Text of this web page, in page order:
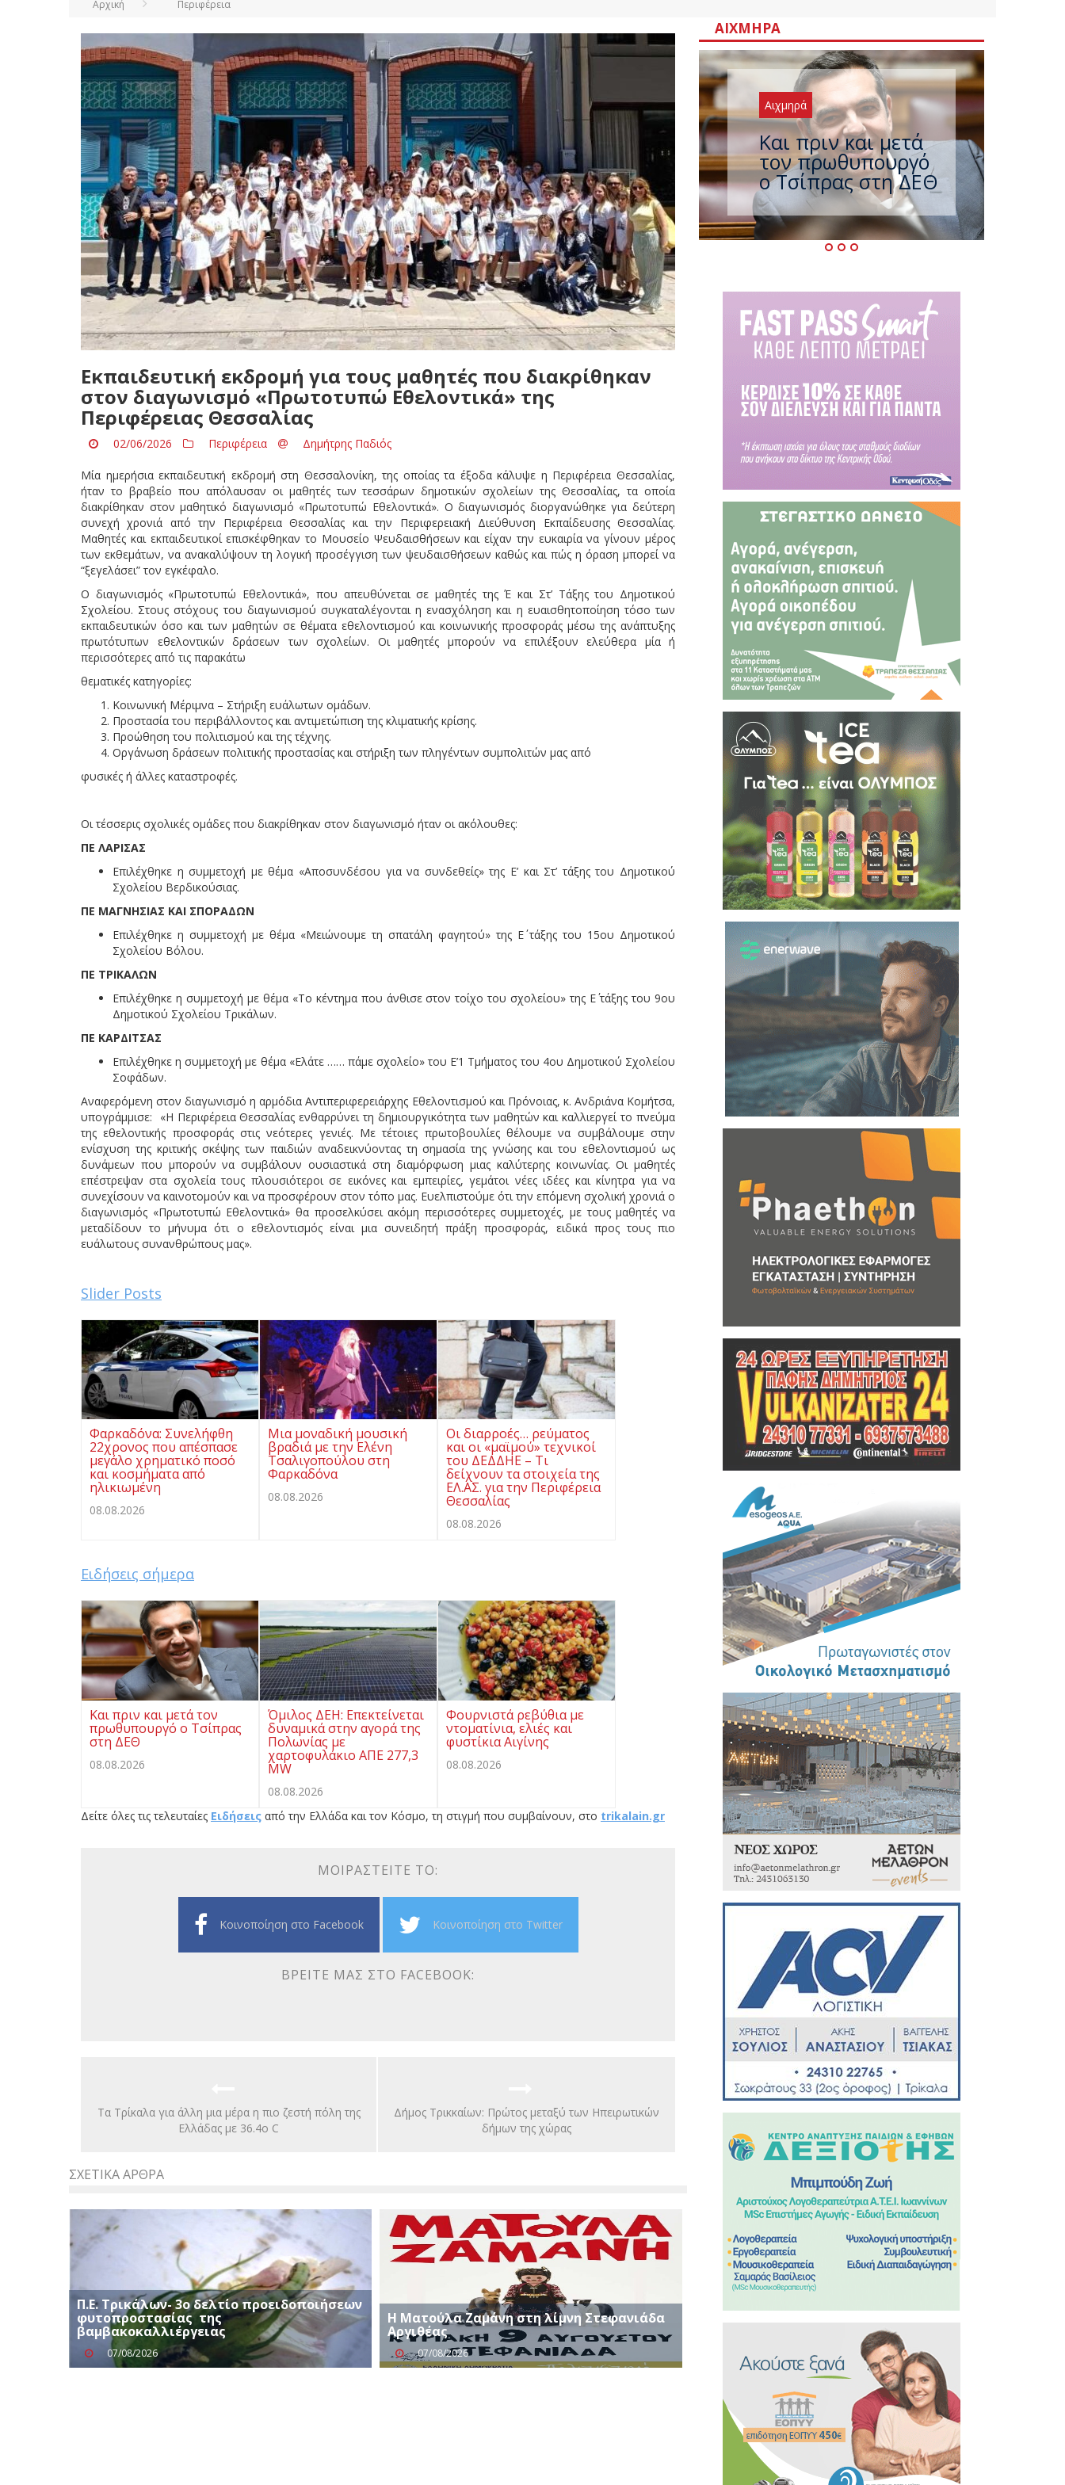
Αρχική Περιφέρεια
Εκπαιδευτική εκδρομή για τους μαθητές που διακρίθηκαν
στον διαγωνισμό «Πρωτοτυπώ Εθελοντικά» της
Περιφέρειας Θεσσαλίας
02/06/2026 Περιφέρεια Δημήτρης Παδιός
Μία ημερήσια εκπαιδευτική εκδρομή στη Θεσσαλονίκη, της οποίας τα έξοδα κάλυψε η Περιφέρεια Θεσσαλίας,
ήταν το βραβείο που απόλαυσαν οι μαθητές των τεσσάρων δημοτικών σχολείων της Θεσσαλίας, τα οποία
διακρίθηκαν στον μαθητικό διαγωνισμό «Πρωτοτυπώ Εθελοντικά». Ο διαγωνισμός διοργανώθηκε για δεύτερη
συνεχή χρονιά από την Περιφέρεια Θεσσαλίας και την Περιφερειακή Διεύθυνση Εκπαίδευσης Θεσσαλίας.
Μαθητές και εκπαιδευτικοί επισκέφθηκαν το Μουσείο Ψευδαισθήσεων και είχαν την ευκαιρία να γίνουν μέρος
των εκθεμάτων, να ανακαλύψουν τη λογική προσέγγιση των ψευδαισθήσεων καθώς και πώς η όραση μπορεί να
“ξεγελάσει” τον εγκέφαλο.
Ο διαγωνισμός «Πρωτοτυπώ Εθελοντικά», που απευθύνεται σε μαθητές της Έ και Στ’ Τάξης του Δημοτικού
Σχολείου. Στους στόχους του διαγωνισμού συγκαταλέγονται η ενασχόληση και η ευαισθητοποίηση τόσο των
εκπαιδευτικών όσο και των μαθητών σε θέματα εθελοντισμού και κοινωνικής προσφοράς μέσω της ανάπτυξης
πρωτότυπων εθελοντικών δράσεων των σχολείων. Οι μαθητές μπορούν να επιλέξουν ελεύθερα μία ή
περισσότερες από τις παρακάτω
θεματικές κατηγορίες:
Κοινωνική Μέριμνα – Στήριξη ευάλωτων ομάδων.
Προστασία του περιβάλλοντος και αντιμετώπιση της κλιματικής κρίσης.
Προώθηση του πολιτισμού και της τέχνης.
Οργάνωση δράσεων πολιτικής προστασίας και στήριξη των πληγέντων συμπολιτών μας από
φυσικές ή άλλες καταστροφές.
Οι τέσσερις σχολικές ομάδες που διακρίθηκαν στον διαγωνισμό ήταν οι ακόλουθες:
ΠΕ ΛΑΡΙΣΑΣ
Επιλέχθηκε η συμμετοχή με θέμα «Aποσυνδέσου για να συνδεθείς» της Ε’ και Στ’ τάξης του Δημοτικού
Σχολείου Βερδικούσιας.
ΠΕ ΜΑΓΝΗΣΙΑΣ ΚΑΙ ΣΠΟΡΑΔΩΝ
Επιλέχθηκε η συμμετοχή με θέμα «Μειώνουμε τη σπατάλη φαγητού» της Ε΄ τάξης του 15ου Δημοτικού
Σχολείου Βόλου.
ΠΕ ΤΡΙΚΑΛΩΝ
Επιλέχθηκε η συμμετοχή με θέμα «Το κέντημα που άνθισε στον τοίχο του σχολείου» της Ε΄ τάξης του 9ου
Δημοτικού Σχολείου Τρικάλων.
ΠΕ ΚΑΡΔΙΤΣΑΣ
Επιλέχθηκε η συμμετοχή με θέμα «Ελάτε …… πάμε σχολείο» του Ε’1 Τμήματος του 4ου Δημοτικού Σχολείου
Σοφάδων.
Αναφερόμενη στον διαγωνισμό η αρμόδια Αντιπεριφερειάρχης Εθελοντισμού και Πρόνοιας, κ. Ανδριάνα Κομήτσα,
υπογράμμισε: «Η Περιφέρεια Θεσσαλίας ενθαρρύνει τη δημιουργικότητα των μαθητών και καλλιεργεί το πνεύμα
της εθελοντικής προσφοράς στις νεότερες γενιές. Με τέτοιες πρωτοβουλίες θέλουμε να συμβάλουμε στην
ενίσχυση της κριτικής σκέψης των παιδιών αναδεικνύοντας τη σημασία της γνώσης και του εθελοντισμού ως
δυνάμεων που μπορούν να συμβάλουν ουσιαστικά στη διαμόρφωση μιας καλύτερης κοινωνίας. Οι μαθητές
επέστρεψαν στα σχολεία τους πλουσιότεροι σε εικόνες και εμπειρίες, γεμάτοι νέες ιδέες και κίνητρα για να
συνεχίσουν να καινοτομούν και να προσφέρουν στον τόπο μας. Ευελπιστούμε ότι την επόμενη σχολική χρονιά ο
διαγωνισμός «Πρωτοτυπώ Εθελοντικά» θα προσελκύσει ακόμη περισσότερες συμμετοχές, με τους μαθητές να
μεταδίδουν το μήνυμα ότι ο εθελοντισμός είναι μια συνειδητή πράξη προσφοράς, ειδικά προς τους πιο
ευάλωτους συνανθρώπους μας».
Slider Posts
Φαρκαδόνα: Συνελήφθη
22χρονος που απέσπασε
μεγάλο χρηματικό ποσό
και κοσμήματα από
ηλικιωμένη
08.08.2026
Μια μοναδική μουσική
βραδιά με την Ελένη
Τσαλιγοπούλου στη
Φαρκαδόνα
08.08.2026
Οι διαρροές… ρεύματος
και οι «μαϊμού» τεχνικοί
του ΔΕΔΔΗΕ – Τι
δείχνουν τα στοιχεία της
ΕΛ.ΑΣ. για την Περιφέρεια
Θεσσαλίας
08.08.2026
Ειδήσεις σήμερα
Και πριν και μετά τον
πρωθυπουργό ο Τσίπρας
στη ΔΕΘ
08.08.2026
Όμιλος ΔΕΗ: Επεκτείνεται
δυναμικά στην αγορά της
Πολωνίας με
χαρτοφυλάκιο ΑΠΕ 277,3
MW
08.08.2026
Φουρνιστά ρεβύθια με
ντοματίνια, ελιές και
φυστίκια Αιγίνης
08.08.2026
Δείτε όλες τις τελευταίες Ειδήσεις από την Ελλάδα και τον Κόσμο, τη στιγμή που συμβαίνουν, στο trikalain.gr
ΜΟΙΡΑΣΤΕΊΤΕ ΤΟ:
Κοινοποίηση στο Facebook Κοινοποίηση στο Twitter
ΒΡΕΊΤΕ ΜΑΣ ΣΤΟ FACEBOOK:
Τα Τρίκαλα για άλλη μια μέρα η πιο ζεστή πόλη της
Ελλάδας με 36.4ο C
Δήμος Τρικκαίων: Πρώτος μεταξύ των Ηπειρωτικών
δήμων της χώρας
ΣΧΕΤΙΚΆ ΆΡΘΡΑ
Π.Ε. Τρικάλων- 3ο δελτίο προειδοποιήσεων
φυτοπροστασίας της
βαμβακοκαλλιέργειας
07/08/2026
Η Ματούλα Ζαμάνη στη λίμνη Στεφανιάδα
Αργιθέας
07/08/2026
ΑΙΧΜΗΡΆ
Αιχμηρά
Έρχεται νέο
ισχυρό κύμα
ζέστης με 40
βαθμούς Κελσίου –
Ο καιρός έως τον
Δεκαπενταύγουστο